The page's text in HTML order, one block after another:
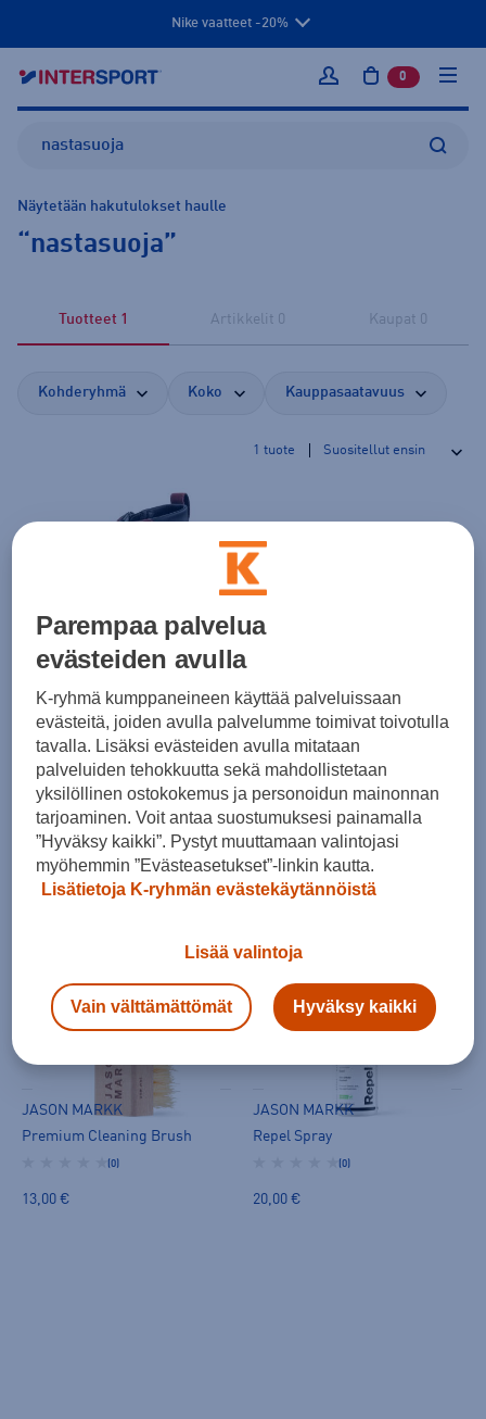
Nike vaatteet -20%
Kirjaudu sisään
0 tuotetta
Näytetään hakutulokset haulle
“nastasuoja”
Tuotteet 1 Artikkelit 0 Kaupat 0
Kohderyhmä Koko Kauppasaatavuus
1 tuote
Floorsaver
(0)
34,00 €
Hakuusi liittyviä tuotteita
JASON MARKK
Premium Cleaning Brush
(0)
13,00 €
JASON MARKK
Repel Spray
(0)
20,00 €
Parempaa palvelua
evästeiden avulla
K-ryhmä kumppaneineen käyttää palveluissaan
evästeitä, joiden avulla palvelumme toimivat toivotulla
tavalla. Lisäksi evästeiden avulla mitataan
palveluiden tehokkuutta sekä mahdollistetaan
yksilöllinen ostokokemus ja personoidun mainonnan
tarjoaminen. Voit antaa suostumuksesi painamalla
”Hyväksy kaikki”. Pystyt muuttamaan valintojasi
myöhemmin ”Evästeasetukset”-linkin kautta.
Lisätietoja K-ryhmän evästekäytännöistä
Lisää valintoja
Vain välttämättömät Hyväksy kaikki